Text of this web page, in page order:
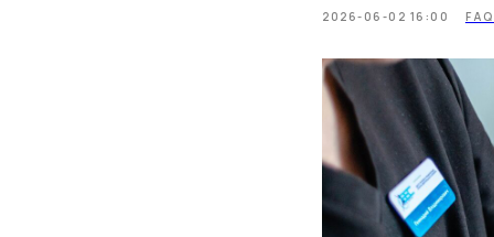
2026-06-02 16:00 FAQ